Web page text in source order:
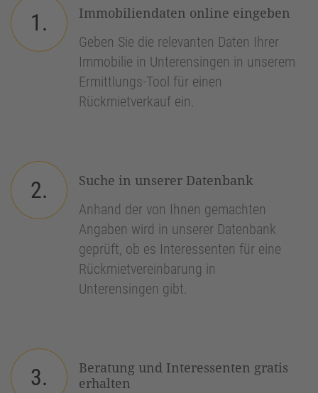
1.
Immobiliendaten online eingeben
Geben Sie die relevanten Daten Ihrer
Immobilie in Unterensingen in unserem
Ermittlungs-Tool für einen
Rückmietverkauf ein.
2.
Suche in unserer Datenbank
Anhand der von Ihnen gemachten
Angaben wird in unserer Datenbank
geprüft, ob es Interessenten für eine
Rückmietvereinbarung in
Unterensingen gibt.
3.
Beratung und Interessenten gratis
erhalten